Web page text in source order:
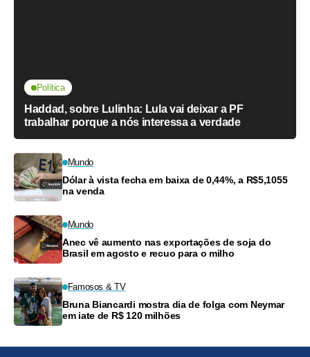
Política
Haddad, sobre Lulinha: Lula vai deixar a PF
trabalhar porque a nós interessa a verdade
Mundo
Dólar à vista fecha em baixa de 0,44%, a R$5,1055
na venda
Mundo
Anec vê aumento nas exportações de soja do
Brasil em agosto e recuo para o milho
Famosos & TV
Bruna Biancardi mostra dia de folga com Neymar
em iate de R$ 120 milhões